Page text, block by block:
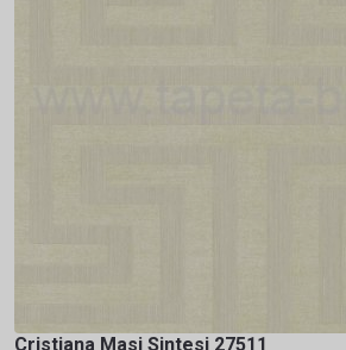
Cristiana Masi Sintesi 27511